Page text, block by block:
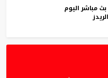
بث مباشر اليوم